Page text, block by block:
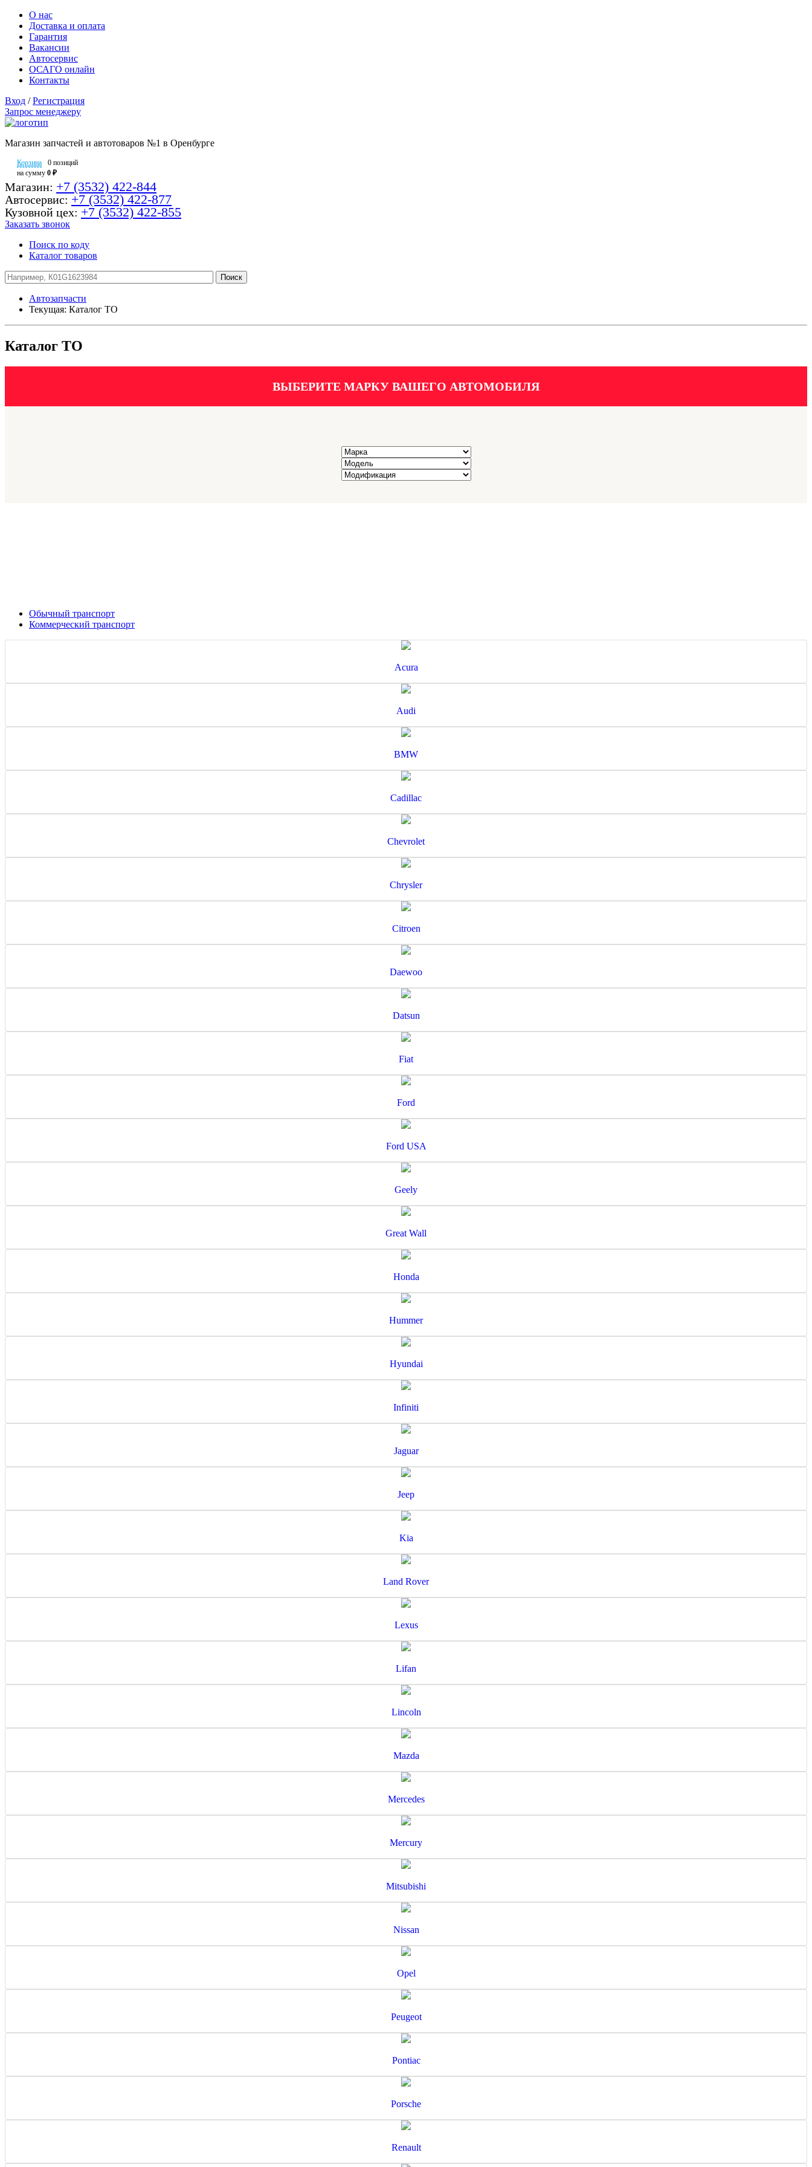
О нас
Доставка и оплата
Гарантия
Вакансии
Автосервис
ОСАГО онлайн
Контакты
Вход / Регистрация
Запрос менеджеру
Магазин запчастей и автотоваров №1 в Оренбурге
Корзина
0 позиций
на сумму 0 ₽
Магазин: +7 (3532) 422-844
Автосервис: +7 (3532) 422-877
Кузовной цех: +7 (3532) 422-855
Заказать звонок
Поиск по коду
Каталог товаров
Автозапчасти
Текущая: Каталог ТО
Каталог ТО
ВЫБЕРИТЕ МАРКУ ВАШЕГО АВТОМОБИЛЯ
Обычный транспорт
Коммерческий транспорт
Acura
Audi
BMW
Cadillac
Chevrolet
Chrysler
Citroen
Daewoo
Datsun
Fiat
Ford
Ford USA
Geely
Great Wall
Honda
Hummer
Hyundai
Infiniti
Jaguar
Jeep
Kia
Land Rover
Lexus
Lifan
Lincoln
Mazda
Mercedes
Mercury
Mitsubishi
Nissan
Opel
Peugeot
Pontiac
Porsche
Renault